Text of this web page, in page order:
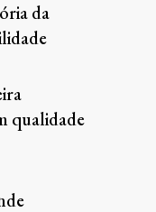
da
qualidade